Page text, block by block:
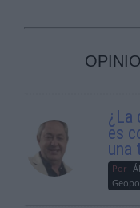
¿La
es
una
Por